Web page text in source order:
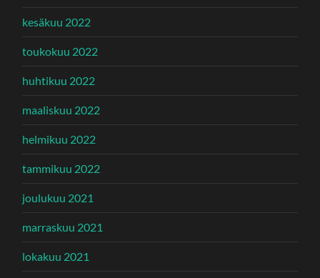
kesäkuu 2022
toukokuu 2022
huhtikuu 2022
maaliskuu 2022
helmikuu 2022
tammikuu 2022
joulukuu 2021
marraskuu 2021
lokakuu 2021